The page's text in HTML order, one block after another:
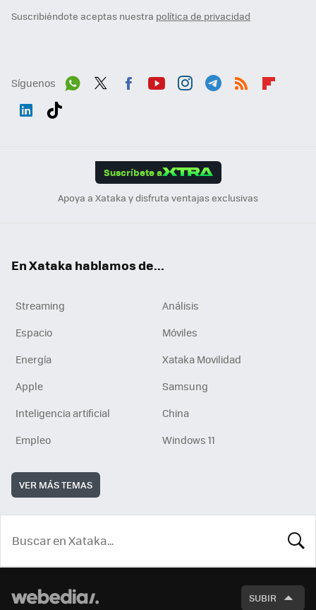
Suscribiéndote aceptas nuestra política de privacidad
Síguenos
Suscríbete a
Apoya a Xataka y disfruta ventajas exclusivas
En Xataka hablamos de...
Streaming
Análisis
Espacio
Móviles
Energía
Xataka Movilidad
Apple
Samsung
Inteligencia artificial
China
Empleo
Windows 11
VER MÁS TEMAS
SUBIR